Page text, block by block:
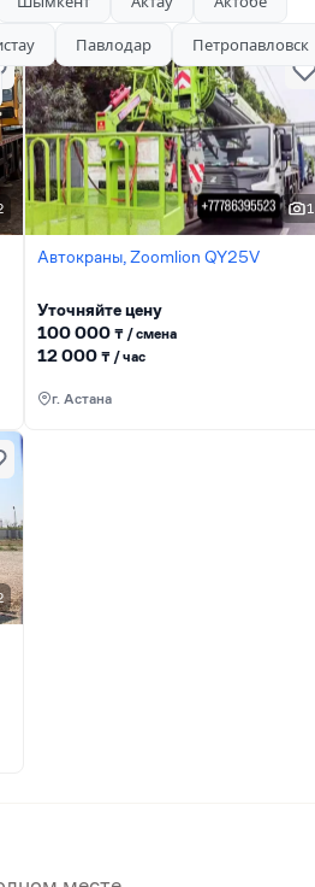
1
Автокраны, Zoomlion QY25V
Уточняйте цену
100 000 ₸ / сменa
12 000 ₸ / час
г. Астана
Павлодар
Петропавловск